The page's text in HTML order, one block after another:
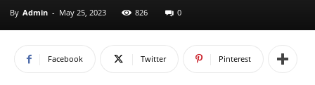
By Admin - May 25, 2023 826 0
Facebook Twitter Pinterest